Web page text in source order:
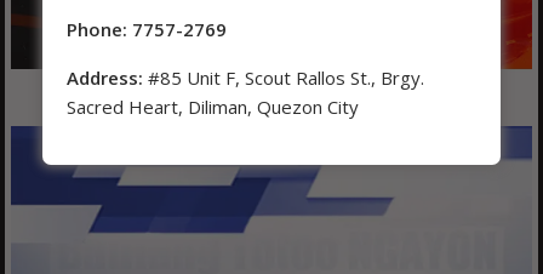
Phone: 7757-2769
Address: #85 Unit F, Scout Rallos St., Brgy.
Sacred Heart, Diliman, Quezon City